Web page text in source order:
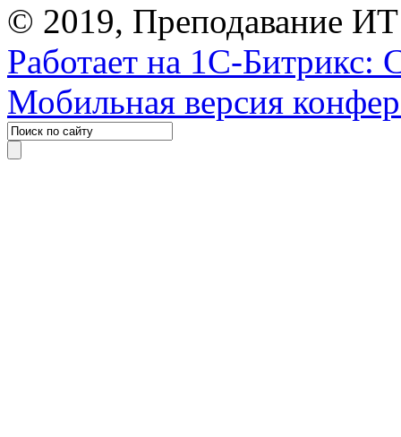
© 2019, Преподавание
Работает на 1С-Битрикс:
Мобильная версия